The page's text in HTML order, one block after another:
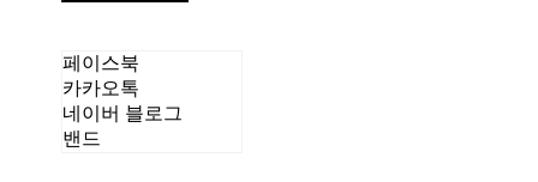
페이스북
카카오톡
네이버 블로그
밴드